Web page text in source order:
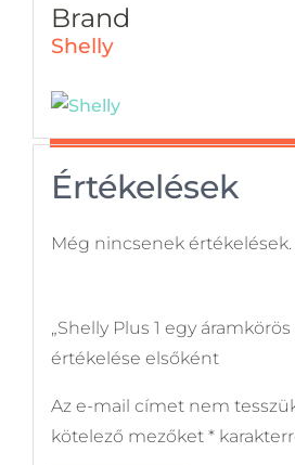
Brand
Shelly
Értékelések
Még nincsenek értékelések.
„Shelly Plus 1 egy
értékelése elsőként
Az e-mail címet nem
kötelező mezőket *